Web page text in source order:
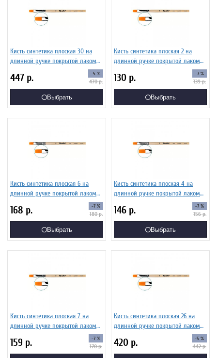
Кисть синтетика плоская 30 на
длинной ручке покрытой лаком
447 р. -5 %
470р.
Выбрать
Кисть синтетика плоская 2 на
длинной ручке покрытой лаком
130 р. -7 %
139р.
Выбрать
Кисть синтетика плоская 6 на
длинной ручке покрытой лаком
168 р. -7 %
180р.
Выбрать
Кисть синтетика плоская 4 на
длинной ручке покрытой лаком
146 р. -7 %
156р.
Выбрать
Кисть синтетика плоская 7 на
длинной ручке покрытой лаком
159 р. -7 %
170р.
Кисть синтетика плоская 26 на
длинной ручке покрытой лаком
420 р. -5 %
442р.